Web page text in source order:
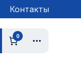
Контакты
0